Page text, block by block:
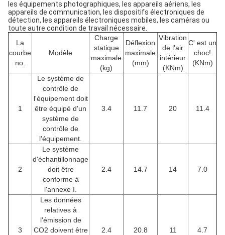
les équipements photographiques, les appareils aériens, les
appareils de communication, les dispositifs électroniques de
détection, les appareils électroniques mobiles, les caméras ou
toute autre condition de travail nécessaire.
La
courbe
no.
Modèle
Charge
statique
maximale
(kg)
Déflexion
maximale
(mm)
Vibration
de l'air
intérieur
(KNm)
C' est un
choc!
(KNm)
1
Le système de
contrôle de
l'équipement doit
être équipé d'un
système de
contrôle de
l'équipement.
3.4 11.7 20 11.4
2
Le système
d'échantillonnage
doit être
conforme à
l'annexe I.
2.4 14.7 14 7.0
3
Les données
relatives à
l'émission de
CO2 doivent être
2.4 20.8 11 4.7